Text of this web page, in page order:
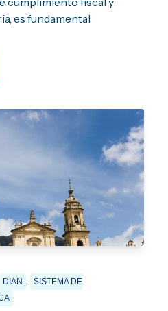
es fundamental
DIAN
SISTEMA DE